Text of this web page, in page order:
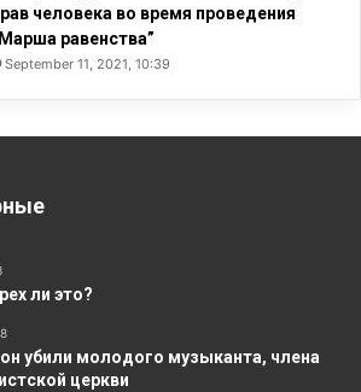
человека во время проведения
равенства”
September 11, 2021, 10:39
ли это?
убили молодого музыканта, члена
церкви